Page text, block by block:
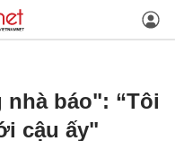
báo": “Tôi
cậu ấy"